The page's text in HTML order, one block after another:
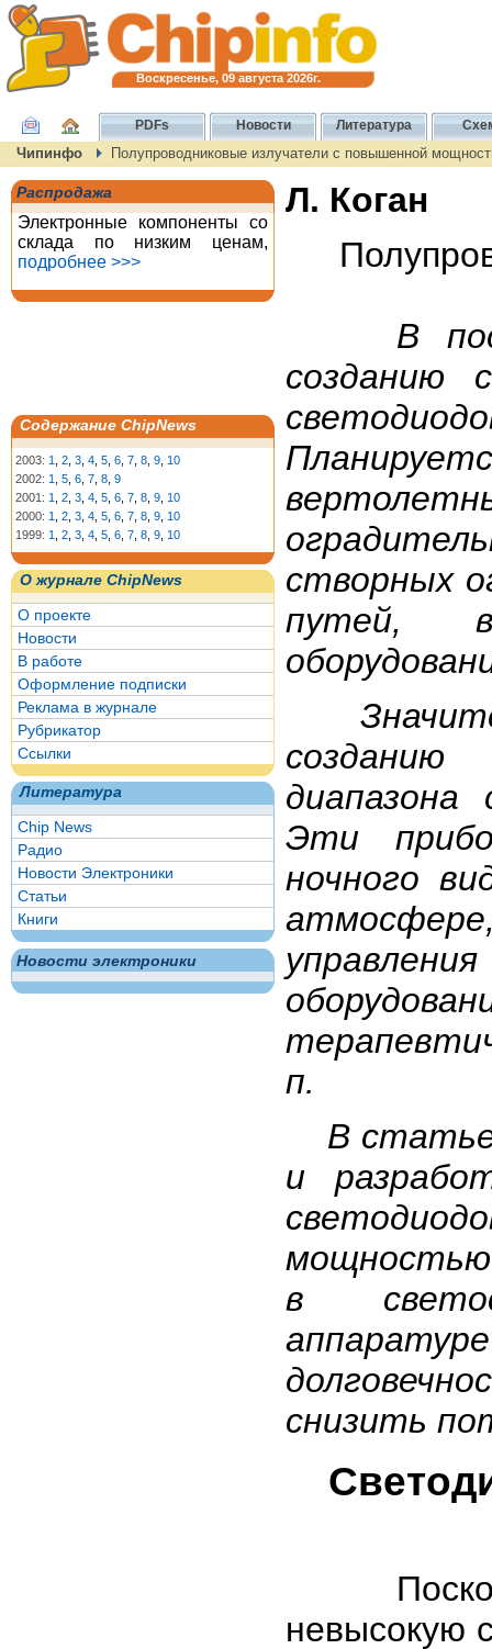
Воскресенье, 09 августа 2026г.
PDFs Новости Литература
Чипинфо Полупроводниковые излучатели с повышенной
Распродажа
Электронные компоненты со
склада по низким ценам,
подробнее >>>
Содержание ChipNews
2003: 1 2 3 4 5 6 7 8 9 10
2002: 1 5 6 7 8 9
2001: 1 2 3 4 5 6 7 8 9 10
2000: 1 2 3 4 5 6 7 8 9 10
1999: 1 2 3 4 5 6 7 8 9 10
О журнале ChipNews
О проекте
Новости
В работе
Оформление подписки
Реклама в журнале
Рубрикатор
Ссылки
Литература
Chip News
Радио
Новости Электроники
Статьи
Книги
Новости электроники
Л. Коган
В
созданию
створных
путей, в
созданию
Эти
ночного
п.
В статье
и
мощностью
в
снизить
невысокую